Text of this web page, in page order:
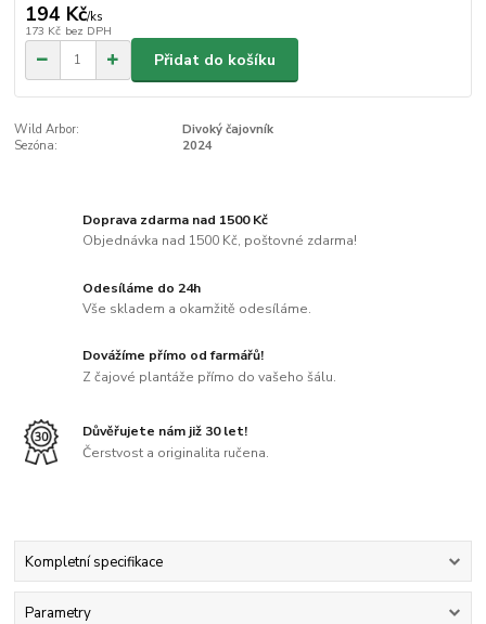
194 Kč/ks
173 Kč bez DPH
Přidat do košíku
Wild Arbor:
Divoký čajovník
Sezóna:
2024
Doprava zdarma nad 1500 Kč
Objednávka nad 1500 Kč, poštovné zdarma!
Odesíláme do 24h
Vše skladem a okamžitě odesíláme.
Dovážíme přímo od farmářů!
Z čajové plantáže přímo do vašeho šálu.
Důvěřujete nám již 30 let!
Čerstvost a originalita ručena.
Kompletní specifikace
Parametry